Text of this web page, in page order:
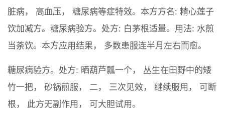
脏病， 高血压， 糖尿病等症特效。本方方名: 精心莲子
饮加减方。糖尿病验方。处方: 白茅根适量。用法: 水煎
当荼饮。本方应用结果， 多数患服连半月左右而愈。
糖尿病验方。处方: 晒葫芦瓢一个， 丛生在田野中的矮
竹一把， 砂锅煎服， 二， 三次见效， 继续服用， 可断
根， 此方无副作用， 可大胆试用。